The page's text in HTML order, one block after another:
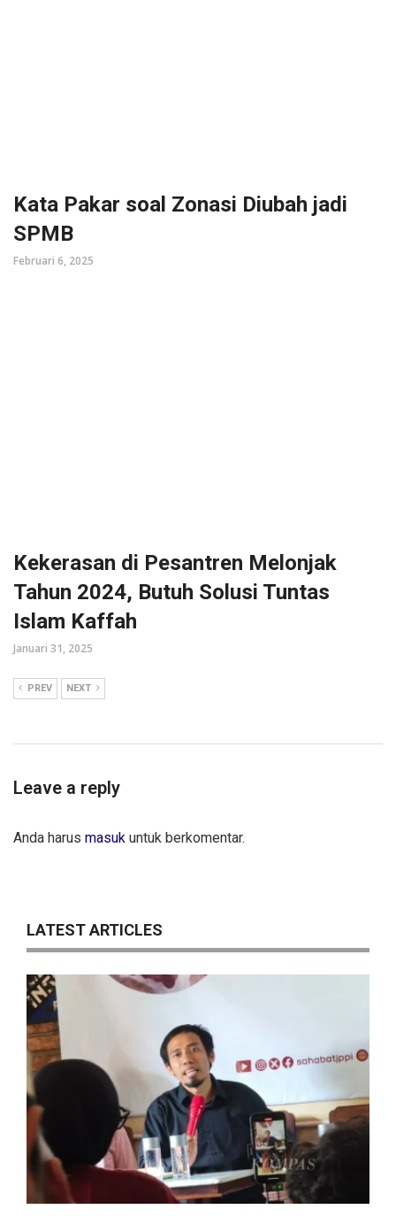
Kata Pakar soal Zonasi Diubah jadi
SPMB
Februari 6, 2025
Kekerasan di Pesantren Melonjak
Tahun 2024, Butuh Solusi Tuntas
Islam Kaffah
Januari 31, 2025
PREV NEXT
Leave a reply
Anda harus masuk untuk berkomentar.
LATEST ARTICLES